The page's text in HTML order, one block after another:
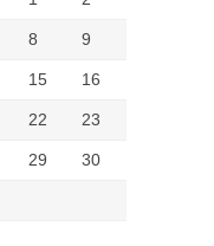
8 9
15 16
22 23
29 30